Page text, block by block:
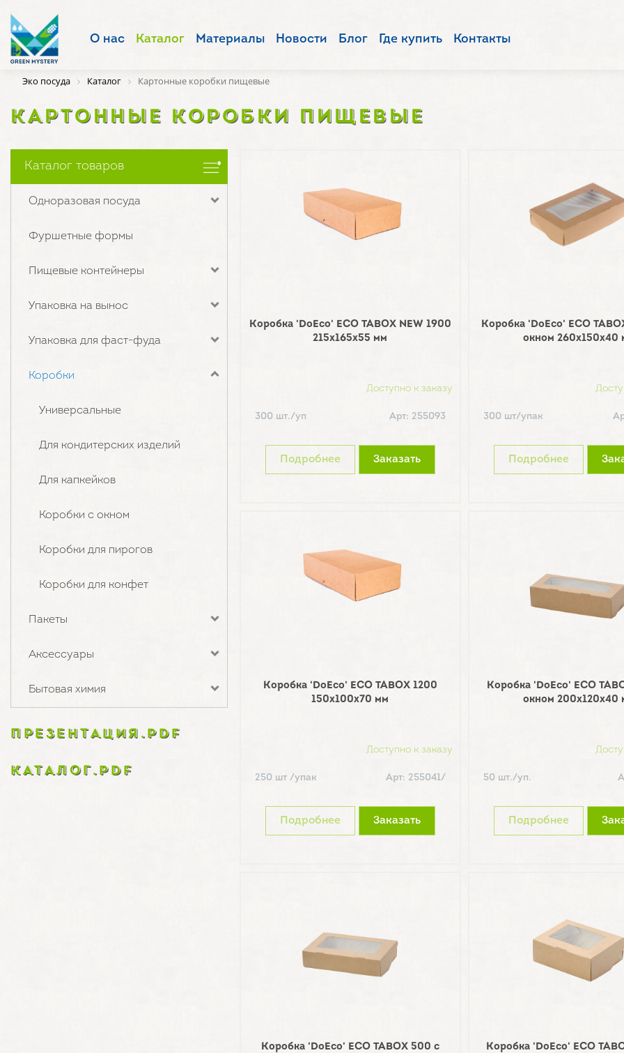
О нас Каталог Материалы Новости Блог Где купить Контакты
Эко посуда Каталог Картонные коробки пищевые
КАРТОННЫЕ КОРОБКИ ПИЩЕВЫЕ
Каталог товаров
Одноразовая посуда
Фуршетные формы
Пищевые контейнеры
Упаковка на вынос
Упаковка для фаст-фуда
Коробки
Универсальные
Для кондитерских изделий
Для капкейков
Коробки с окном
Коробки для пирогов
Коробки для конфет
Пакеты
Аксессуары
Бытовая химия
ПРЕЗЕНТАЦИЯ.PDF
КАТАЛОГ.PDF
Коробка 'DoEco' ECO TABOX NEW 1900
215х165х55 мм
Доступно к заказу
300 шт./уп Арт: 255093
Подробнее Заказать
Коробка 'DoEco' ECO
окном 260х150х40
300 шт/упак
Подробнее
Коробка 'DoEco' ECO TABOX 1200
150х100х70 мм
Доступно к заказу
250 шт /упак Арт: 255041/
Подробнее Заказать
Коробка 'DoEco' ECO
окном 200х120х40
50 шт./уп.
Подробнее
Коробка 'DoEco' ECO TABOX 500 с
Коробка 'DoEco' ECO